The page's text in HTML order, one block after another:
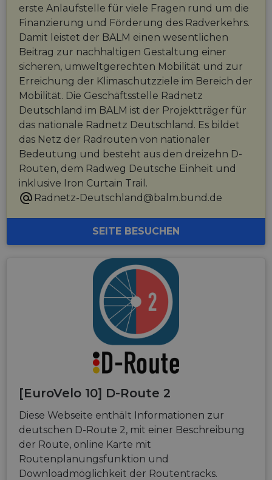
erste Anlaufstelle für viele Fragen rund um die
Finanzierung und Förderung des Radverkehrs.
Damit leistet der BALM einen wesentlichen
Beitrag zur nachhaltigen Gestaltung einer
sicheren, umweltgerechten Mobilität und zur
Erreichung der Klimaschutzziele im Bereich der
Mobilität. Die Geschäftsstelle Radnetz
Deutschland im BALM ist der Projektträger für
das nationale Radnetz Deutschland. Es bildet
das Netz der Radrouten von nationaler
Bedeutung und besteht aus den dreizehn D-
Routen, dem Radweg Deutsche Einheit und
inklusive Iron Curtain Trail.
Radnetz-Deutschland@balm.bund.de
SEITE BESUCHEN
[EuroVelo 10] D-Route 2
Diese Webseite enthält Informationen zur
deutschen D-Route 2, mit einer Beschreibung
der Route, online Karte mit
Routenplanungsfunktion und
Downloadmöglichkeit der Routentracks.